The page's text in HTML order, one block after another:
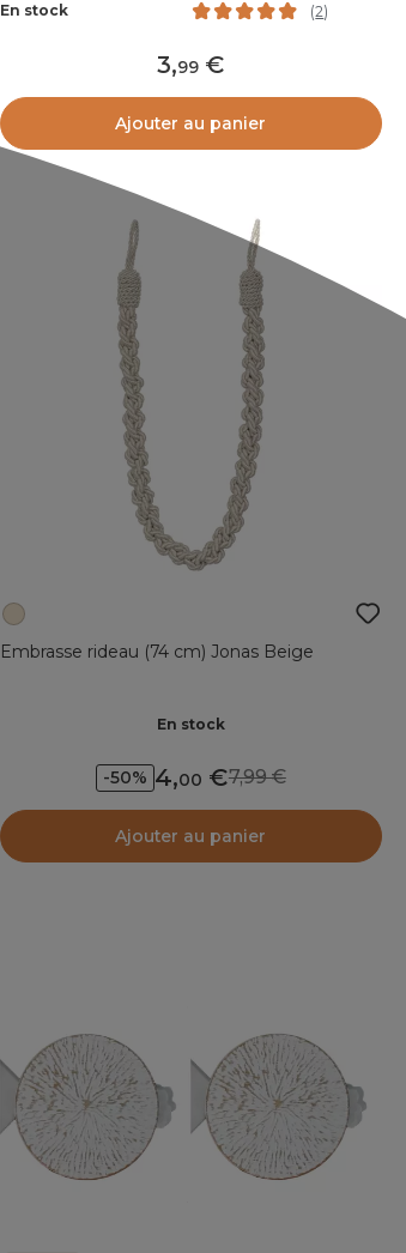
En stock (2)
3,99
Ajouter au panier
Embrasse rideau (74 cm) Jonas Beige
En stock
-50% 4,00 7,99
Ajouter au panier